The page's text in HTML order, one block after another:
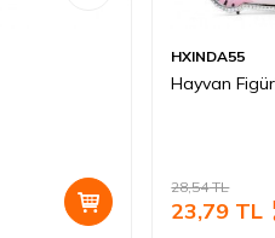
HXINDA55
Hayvan
28,54TL
23,79 TL